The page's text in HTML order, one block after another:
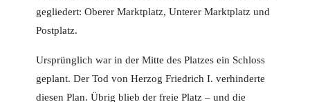
gegliedert: Oberer Marktplatz, Unterer Marktplatz und
Postplatz.
Ursprünglich war in der Mitte des Platzes ein Schloss
geplant. Der Tod von Herzog Friedrich I. verhinderte
diesen Plan. Übrig blieb der freie Platz – und die